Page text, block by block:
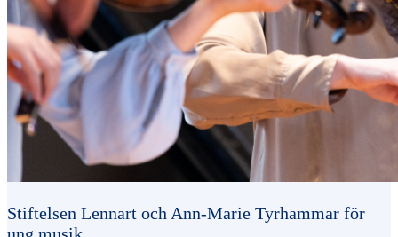
Stiftelsen Lennart och Ann-Marie Tyrhammar för